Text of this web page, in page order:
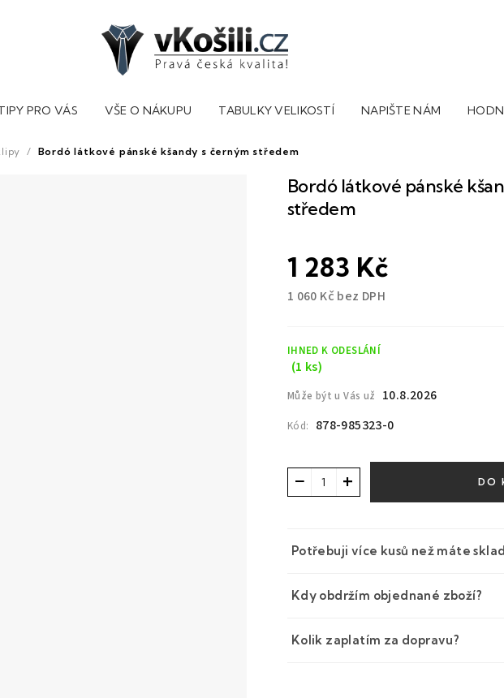
PRO VÁS VŠE O NÁKUPU TABULKY VELIKOSTÍ NAPIŠTE NÁM
/ Bordó látkové pánské kšandy s černým středem
Bordó látkové pánské
středem
1 283 Kč
1 060 Kč bez DPH
IHNED K ODESLÁNÍ
(1 ks)
Může být u Vás už 10.8.2026
Kód: 878-985323-0
+
− DO
Potřebuji více kusů než máte
Kdy obdržím objednané zboží?
Kolik zaplatím za dopravu?